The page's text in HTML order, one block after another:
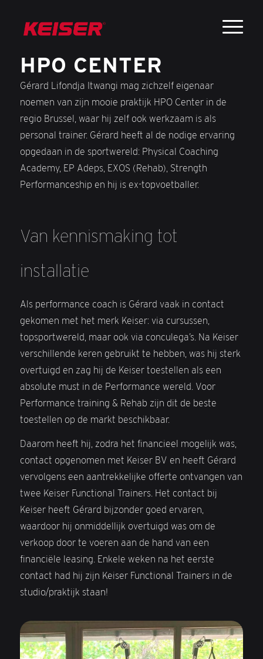
HPO CENTER
Gérard Lifondja Itwangi mag zichzelf eigenaar
noemen van zijn mooie praktijk HPO Center in de
regio Brussel, waar hij zelf ook werkzaam is als
personal trainer. Gérard heeft al de nodige ervaring
opgedaan in de sportwereld: Physical Coaching
Academy, EP Adeps, EXOS (Rehab), Strength
Performanceship en hij is ex-topvoetballer.
Van kennismaking tot
installatie
Als performance coach is Gérard vaak in contact
gekomen met het merk Keiser: via cursussen,
topsportwereld, maar ook via conculega’s. Na Keiser
verschillende keren gebruikt te hebben, was hij sterk
overtuigd en zag hij de Keiser toestellen als een
absolute must in de Performance wereld. Voor
Performance training & Rehab zijn dit de beste
toestellen op de markt beschikbaar.
Daarom heeft hij, zodra het financieel mogelijk was,
contact opgenomen met Keiser BV en heeft Gérard
vervolgens een aantrekkelijke offerte ontvangen van
twee Keiser Functional Trainers. Het contact bij
Keiser heeft Gérard bijzonder goed ervaren,
waardoor hij onmiddellijk overtuigd was om de
verkoop door te voeren aan de hand van een
financiële leasing. Enkele weken na het eerste
contact had hij zijn Keiser Functional Trainers in de
studio/praktijk staan!